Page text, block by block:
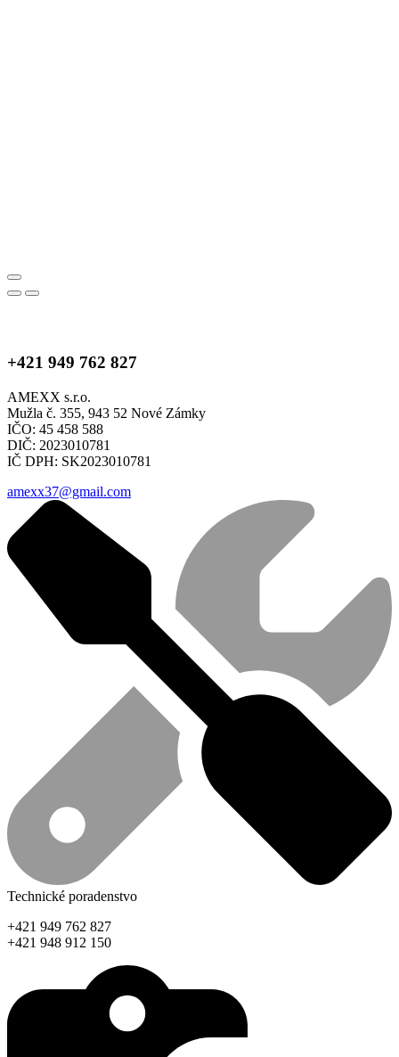
+421 949 762 827
AMEXX s.r.o.
Mužla č. 355, 943 52 Nové Zámky
IČO: 45 458 588
DIČ: 2023010781
IČ DPH: SK2023010781
amexx37@gmail.com
Technické poradenstvo
+421 949 762 827
+421 948 912 150